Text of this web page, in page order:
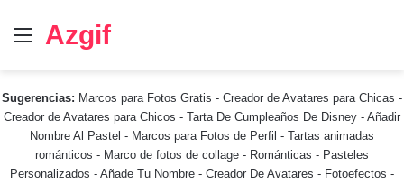
Menú
Azgif
Sugerencias: Marcos para Fotos Gratis - Creador de Avatares para Chicas -
Creador de Avatares para Chicos - Tarta De Cumpleaños De Disney - Añadir
Nombre Al Pastel - Marcos para Fotos de Perfil - Tartas animadas
románticos - Marco de fotos de collage - Románticas - Pasteles
Personalizados - Añade Tu Nombre - Creador De Avatares - Fotoefectos -